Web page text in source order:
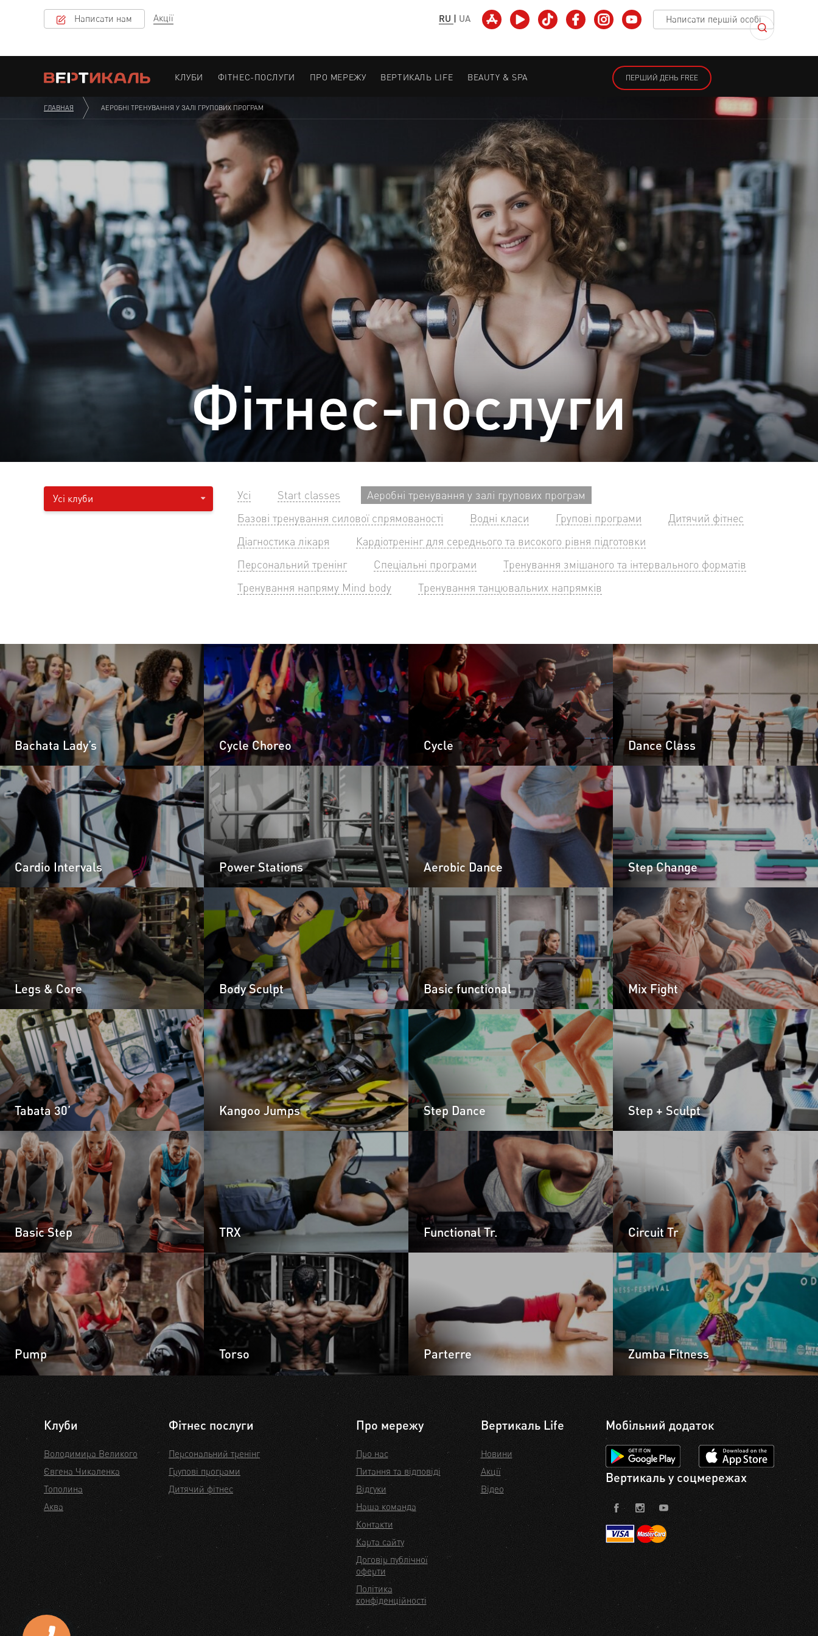
Написати нам Акції RU | UA Написати першій особі
КЛУБИ ФІТНЕС-ПОСЛУГИ ПРО МЕРЕЖУ ВЕРТИКАЛЬ LIFE BEAUTY & SPA ПЕРШИЙ ДЕНЬ FREE
ГЛАВНАЯ АЕРОБНІ ТРЕНУВАННЯ У ЗАЛІ ГРУПОВИХ ПРОГРАМ
Фітнес-послуги
Усі клуби Усі Start classes
Аеробні тренування у залі групових програм
Базові тренування силової спрямованості
Водні класи Групові програми
Дитячий фітнес
Діагностика лікаря
Кардіотренінг для середнього та високого рівня підготовки
Персональний тренінг
Спеціальні програми
Тренування змішаного та інтервального форматів
Тренування напряму Mind body
Тренування танцювальних напрямків
Bachata Lady’s Cycle Choreo Cycle Dance Class
Cardio Intervals Power Stations Aerobic Dance Step Change
Legs & Core Body Sculpt Basic functional Mix Fight
Tabata 30’ Kangoo Jumps Step Dance Step + Sculpt
Basic Step TRX Functional Tr. Circuit Tr
Pump Torso Parterre Zumba Fitness
Клуби
Володимира Великого
Євгена Чикаленка
Тополина
Аква
Фітнес послуги
Персональний тренінг
Групові програми
Дитячий фітнес
Про мережу
Про нас
Питання та відповіді
Відгуки
Наша команда
Контакти
Карта сайту
Договір публічної
оферти
Політика
конфіденційності
Вертикаль Life
Новини
Акції
Відео
Мобільний додаток
Вертикаль у соцмережах